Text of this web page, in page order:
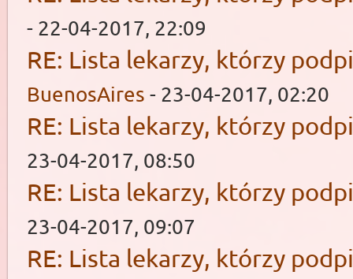
- 22-04-2017, 22:09
RE: Lista lekarzy, którzy
BuenosAires - 23-04-2017, 02:20
RE: Lista lekarzy, którzy
23-04-2017, 08:50
RE: Lista lekarzy, którzy
23-04-2017, 09:07
RE: Lista lekarzy, którzy